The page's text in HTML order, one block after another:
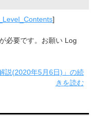
]
必要です。お願い Log
説(2020年5月6日)」の続
きを読む